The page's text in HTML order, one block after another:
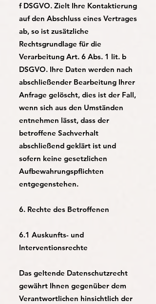
f DSGVO. Zielt Ihre Kontaktierung
auf den Abschluss eines Vertrages
ab, so ist zusätzliche
Rechtsgrundlage für die
Verarbeitung Art. 6 Abs. 1 lit. b
DSGVO. Ihre Daten werden nach
abschließender Bearbeitung Ihrer
Anfrage gelöscht, dies ist der Fall,
wenn sich aus den Umständen
entnehmen lässt, dass der
betroffene Sachverhalt
abschließend geklärt ist und
sofern keine gesetzlichen
Aufbewahrungspflichten
entgegenstehen.
6. Rechte des Betroffenen
6.1 Auskunfts- und
Interventionsrechte
Das geltende Datenschutzrecht
gewährt Ihnen gegenüber dem
Verantwortlichen hinsichtlich der